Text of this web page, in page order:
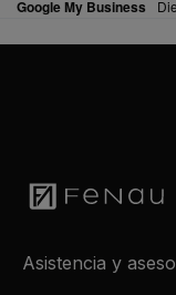
Asistencia y